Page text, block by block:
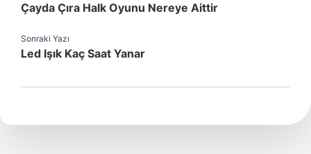
Çayda Çıra Halk Oyunu Nereye Aittir
Sonraki Yazı
Led Işık Kaç Saat Yanar